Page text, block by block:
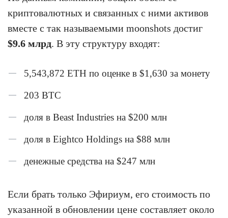
криптовалютных и связанных с ними активов
вместе с так называемыми moonshots достиг
$9.6 млрд. В эту структуру входят:
5,543,872 ETH по оценке в $1,630 за монету
203 BTC
доля в Beast Industries на $200 млн
доля в Eightco Holdings на $88 млн
денежные средства на $247 млн
Если брать только Эфириум, его стоимость по
указанной в обновлении цене составляет около